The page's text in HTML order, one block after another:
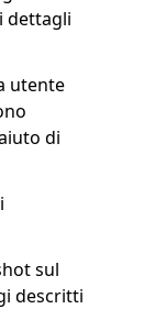
dettagli
utente
di
sul
descritti